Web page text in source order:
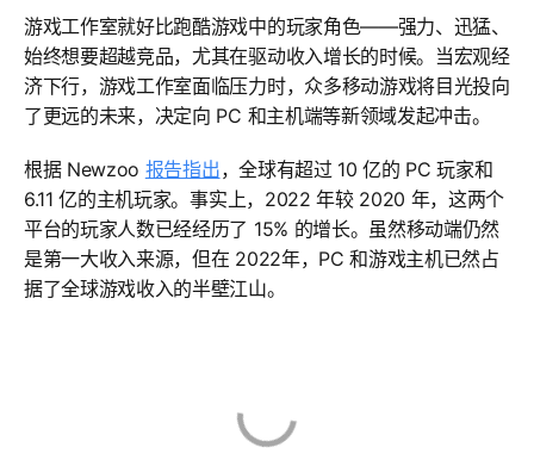
游戏工作室就好比跑酷游戏中的玩家角色——强力、迅猛、
始终想要超越竞品，尤其在驱动收入增长的时候。当宏观经
济下行，游戏工作室面临压力时，众多移动游戏将目光投向
了更远的未来，决定向 PC 和主机端等新领域发起冲击。
根据 Newzoo 报告指出，全球有超过 10 亿的 PC 玩家和
6.11 亿的主机玩家。事实上，2022 年较 2020 年，这两个
平台的玩家人数已经经历了 15% 的增长。虽然移动端仍然
是第一大收入来源，但在 2022年，PC 和游戏主机已然占
据了全球游戏收入的半壁江山。